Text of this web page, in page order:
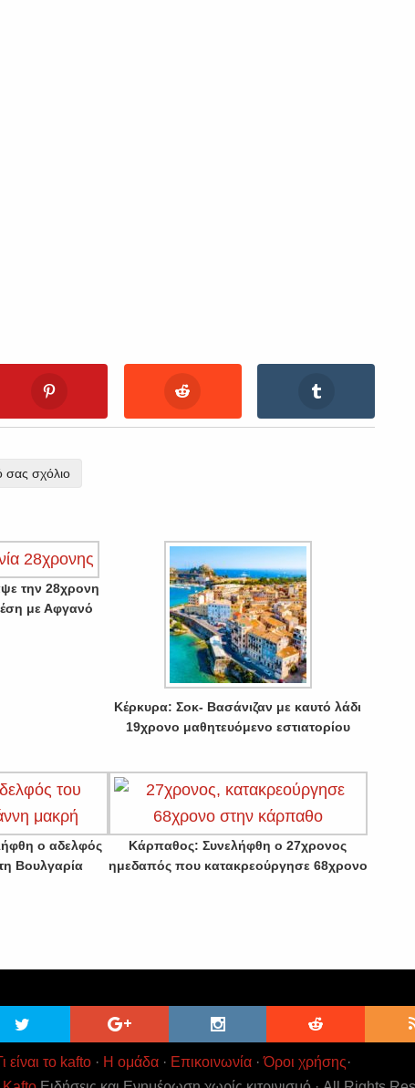
σας σχόλιο
την 28χρονη
με Αφγανό
Κέρκυρα: Σοκ- Βασάνιζαν με καυτό λάδι
19χρονο μαθητευόμενο εστιατορίου
ο αδελφός
Βουλγαρία
Κάρπαθος: Συνελήφθη ο 27χρονος
ημεδαπός που κατακρεούργησε 68χρονο
είναι το kafto· Η ομάδα· Επικοινωνία·Όροι χρήσης·